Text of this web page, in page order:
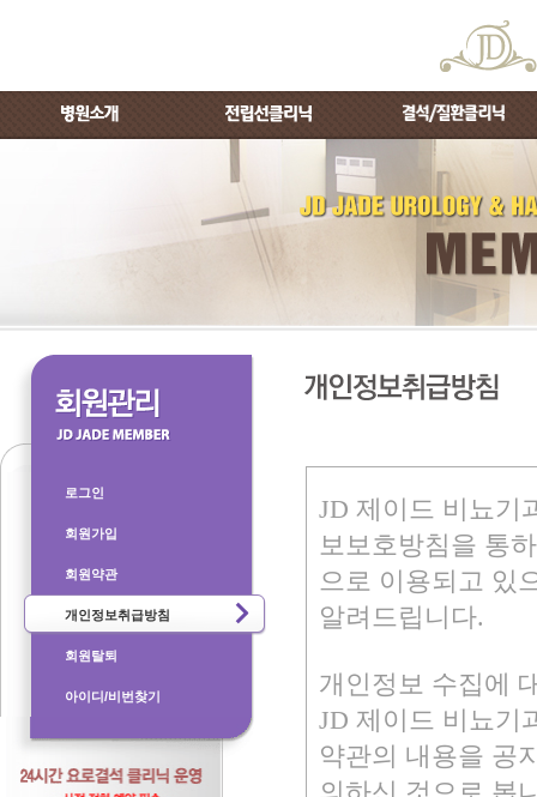
로그인
회원가입
회원약관
개인정보취급방침
회원탈퇴
아이디/비번찾기